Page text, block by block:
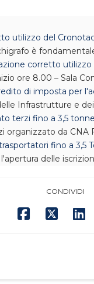
utilizzo del
è
corretto
ore 8.00 – Sala
di imposta per
Infrastrutture e
terzi fino a 3,5
da CNA
fino a 3,5
delle
CONDIVIDI